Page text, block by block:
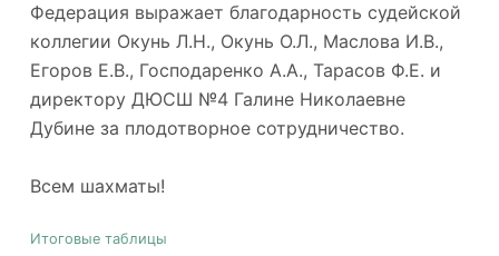
Федерация выражает благодарность судейской
коллегии Окунь Л.Н., Окунь О.Л., Маслова И.В.,
Егоров Е.В., Господаренко А.А., Тарасов Ф.Е. и
директору ДЮСШ №4 Галине Николаевне
Дубине за плодотворное сотрудничество.
Всем шахматы!
Итоговые таблицы